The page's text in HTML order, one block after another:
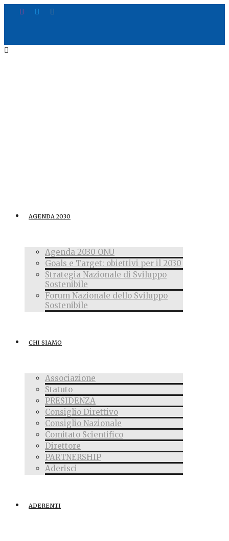
AGENDA 2030
Agenda 2030 ONU
Goals e Target: obiettivi per il 2030
Strategia Nazionale di Sviluppo
Sostenibile
Forum Nazionale dello Sviluppo
Sostenibile
CHI SIAMO
Associazione
Statuto
PRESIDENZA
Consiglio Direttivo
Consiglio Nazionale
Comitato Scientifico
Direttore
PARTNERSHIP
Aderisci
ADERENTI